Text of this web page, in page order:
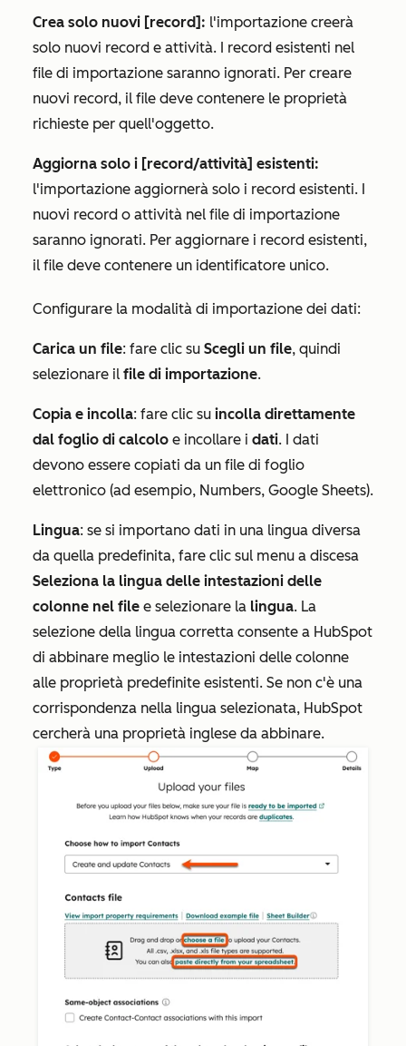
Crea solo nuovi [record]: l'importazione creerà
solo nuovi record e attività. I record esistenti nel
file di importazione saranno ignorati. Per creare
nuovi record, il file deve contenere le proprietà
richieste per quell'oggetto.
Aggiorna solo i [record/attività] esistenti:
l'importazione aggiornerà solo i record esistenti. I
nuovi record o attività nel file di importazione
saranno ignorati. Per aggiornare i record esistenti,
il file deve contenere un identificatore unico.
Configurare la modalità di importazione dei dati:
Carica un file: fare clic su Scegli un file, quindi
selezionare il file di importazione.
Copia e incolla: fare clic su incolla direttamente
dal foglio di calcolo e incollare i dati. I dati
devono essere copiati da un file di foglio
elettronico (ad esempio, Numbers, Google Sheets).
Lingua: se si importano dati in una lingua diversa
da quella predefinita, fare clic sul menu a discesa
Seleziona la lingua delle intestazioni delle
colonne nel file e selezionare la lingua. La
selezione della lingua corretta consente a HubSpot
di abbinare meglio le intestazioni delle colonne
alle proprietà predefinite esistenti. Se non c'è una
corrispondenza nella lingua selezionata, HubSpot
cercherà una proprietà inglese da abbinare.